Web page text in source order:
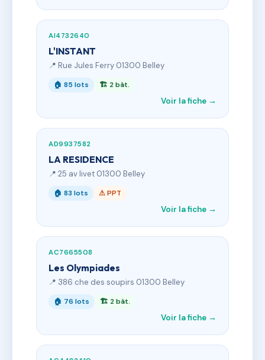
AI4732640
L'INSTANT
📍 Rue Jules Ferry 01300 Belley
🏠 85 lots 🏗 2 bât.
Voir la fiche →
AD9937582
LA RESIDENCE
📍 25 av livet 01300 Belley
🏠 83 lots ⚠ PPT
Voir la fiche →
AC7665508
Les Olympiades
📍 386 che des soupirs 01300 Belley
🏠 76 lots 🏗 2 bât.
Voir la fiche →